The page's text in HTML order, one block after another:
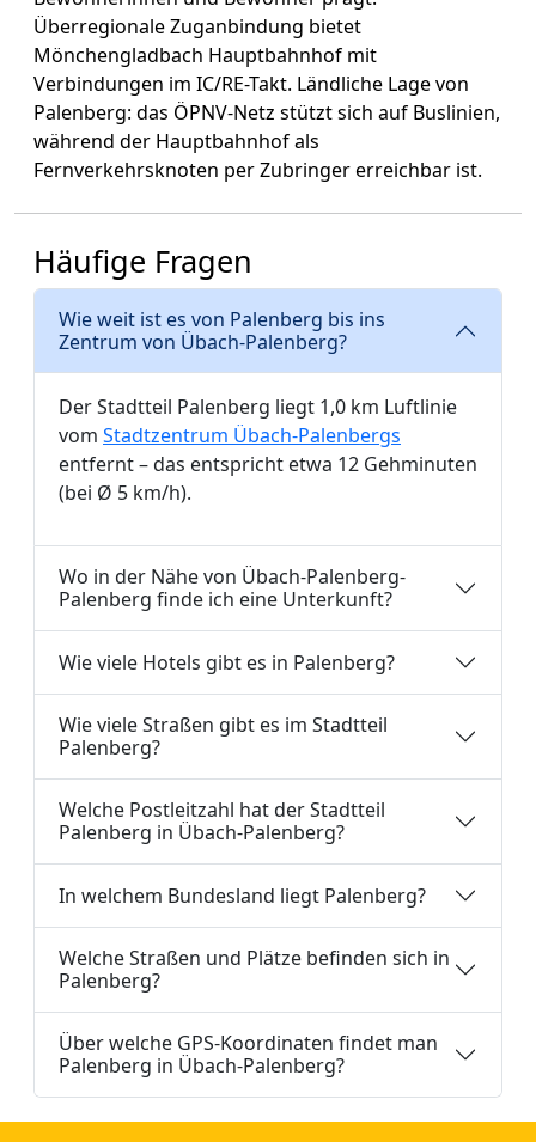
Überregionale Zuganbindung bietet
Mönchengladbach Hauptbahnhof mit
Verbindungen im IC/RE-Takt. Ländliche Lage von
Palenberg: das ÖPNV-Netz stützt sich auf Buslinien,
während der Hauptbahnhof als
Fernverkehrsknoten per Zubringer erreichbar ist.
Häufige Fragen
Wie weit ist es von Palenberg bis ins
Zentrum von Übach-Palenberg?
Der Stadtteil Palenberg liegt 1,0 km Luftlinie
vom Stadtzentrum Übach-Palenbergs
entfernt – das entspricht etwa 12 Gehminuten
(bei Ø 5 km/h).
Wo in der Nähe von Übach-Palenberg-
Palenberg finde ich eine Unterkunft?
Wie viele Hotels gibt es in Palenberg?
Wie viele Straßen gibt es im Stadtteil
Palenberg?
Welche Postleitzahl hat der Stadtteil
Palenberg in Übach-Palenberg?
In welchem Bundesland liegt Palenberg?
Welche Straßen und Plätze befinden sich in
Palenberg?
Über welche GPS-Koordinaten findet man
Palenberg in Übach-Palenberg?